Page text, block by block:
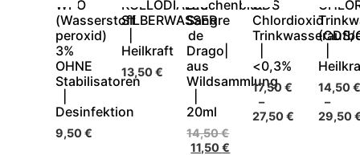
WPO
(Wasserstoff
peroxid)
3%
OHNE
Stabilisatoren
Desinfektion
9,50€
KOLLODIALES
SILBERWASSER
Heilkraft
13,50€
Drachenblut-
Sangre
de
Drago|
aus
Wildsammlung
20ml
14,50€
11,50€
CDS
Chlordioxid
<0,3%
17,50€
–
27,50€
(CDS/
14,50€
–
29,50